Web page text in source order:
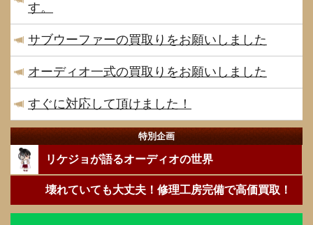
す。
サブウーファーの買取りをお願いしました
オーディオ一式の買取りをお願いしました
すぐに対応して頂けました！
特別企画
リケジョが語るオーディオの世界
壊れていても大丈夫！修理工房完備で高価買取！